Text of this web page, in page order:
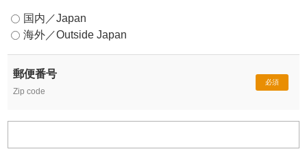
国内／Japan
海外／Outside Japan
郵便番号
Zip code
必須